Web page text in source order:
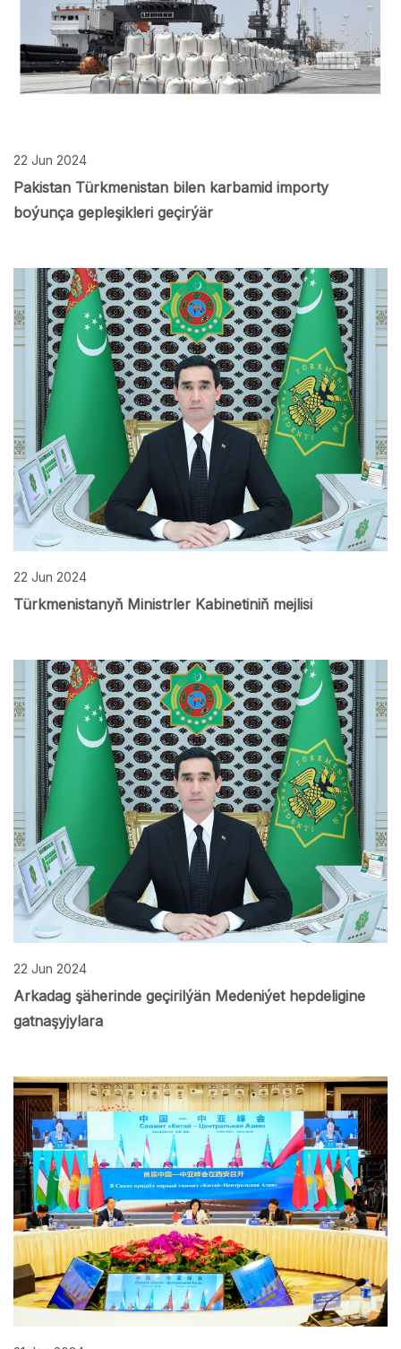
22 Jun 2024
Pakistan Türkmenistan bilen karbamid importy
boýunça gepleşikleri geçirýär
22 Jun 2024
Türkmenistanyň Ministrler Kabinetiniň mejlisi
22 Jun 2024
Arkadag şäherinde geçirilýän Medeniýet hepdeligine
gatnaşyjylara